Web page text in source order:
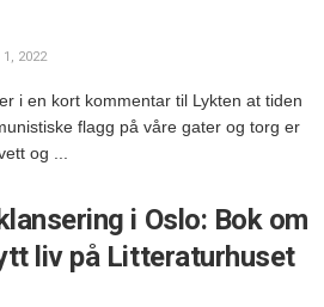
2022
i en kort kommentar til Lykten at tiden
flagg på våre gater og torg er
og ...
i Oslo: Bok om
liv på Litteraturhuset